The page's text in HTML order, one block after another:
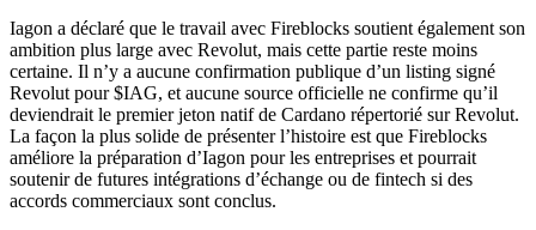
Iagon a déclaré que le travail avec Fireblocks soutient également son
ambition plus large avec Revolut, mais cette partie reste moins
certaine. Il n’y a aucune confirmation publique d’un listing signé
Revolut pour $IAG, et aucune source officielle ne confirme qu’il
deviendrait le premier jeton natif de Cardano répertorié sur Revolut.
La façon la plus solide de présenter l’histoire est que Fireblocks
améliore la préparation d’Iagon pour les entreprises et pourrait
soutenir de futures intégrations d’échange ou de fintech si des
accords commerciaux sont conclus.